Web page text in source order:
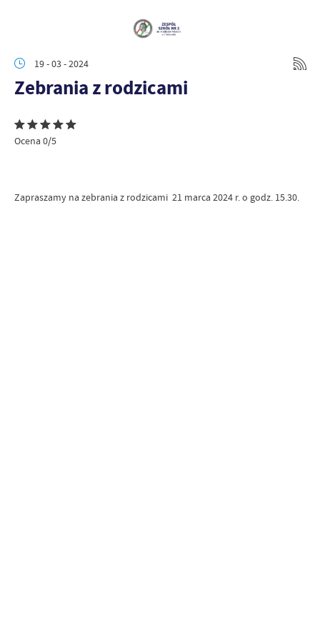
19 - 03 - 2024
Zebrania z rodzicami
Ocena 0/5
Zapraszamy na zebrania z rodzicami 21 marca 2024 r. o godz. 15.30.